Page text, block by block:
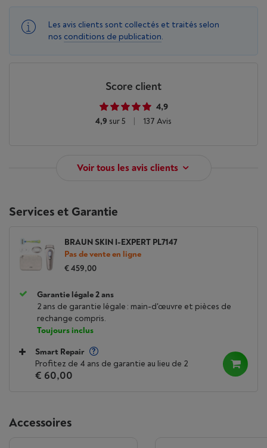
Les avis clients sont collectés et traités selon
nos conditions de publication.
Score client
4,9
4,9 sur 5 137 Avis
Voir tous les avis clients
Services et Garantie
BRAUN SKIN I-EXPERT PL7147
Pas de vente en ligne
€ 459,00
Garantie légale 2 ans
2 ans de garantie légale : main-d'œuvre et pièces de
rechange compris.
Toujours inclus
Smart Repair
Profitez de 4 ans de garantie au lieu de 2
€ 60,00
Accessoires